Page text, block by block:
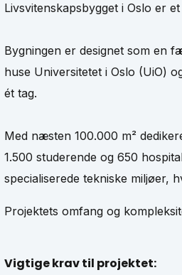
Livsvitenskapsbygget i Oslo er
Bygningen er designet som en
huse Universitetet i Oslo (UiO)
ét tag.
Med næsten 100.000 m²
1.500 studerende og 650
specialiserede tekniske miljøer,
Projektets omfang og
Vigtige krav til projektet: